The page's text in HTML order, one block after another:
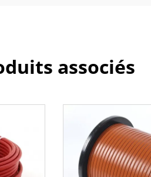
associés